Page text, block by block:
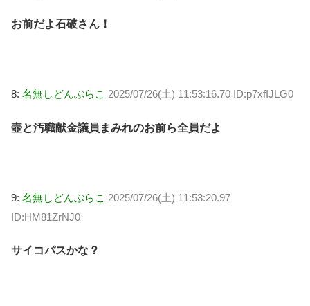
お前だよ石破さん！
8: 名無しどんぶらこ 2025/07/26(土) 11:53:16.70 ID:p7xfIJLG0
壺と汚職献金議員まみれのお前ら全員だよ
9: 名無しどんぶらこ 2025/07/26(土) 11:53:20.97
ID:HM81ZrNJ0
サイコパスかな？